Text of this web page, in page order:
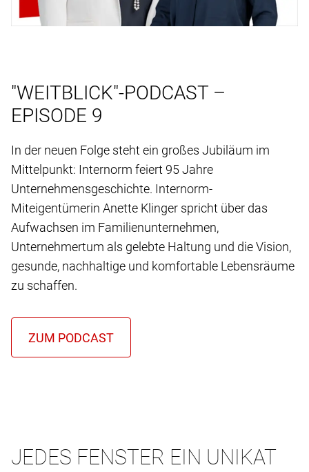
"WEITBLICK"-PODCAST –
EPISODE 9
In der neuen Folge steht ein großes Jubiläum im
Mittelpunkt: Internorm feiert 95 Jahre
Unternehmensgeschichte. Internorm-
Miteigentümerin Anette Klinger spricht über das
Aufwachsen im Familienunternehmen,
Unternehmertum als gelebte Haltung und die Vision,
gesunde, nachhaltige und komfortable Lebensräume
zu schaffen.
JEDES FENSTER EIN UNIKAT